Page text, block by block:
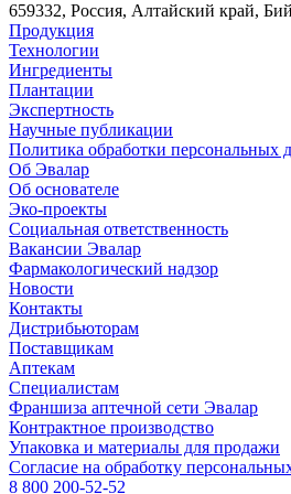
659332, Россия, Алтайский край,
Продукция
Технологии
Ингредиенты
Плантации
Экспертность
Научные публикации
Политика обработки персональных
Об Эвалар
Об основателе
Эко-проекты
Социальная ответственность
Вакансии Эвалар
Фармакологический надзор
Новости
Контакты
Дистрибьюторам
Поставщикам
Аптекам
Специалистам
Франшиза аптечной сети Эвалар
Контрактное производство
Упаковка и материалы для продажи
Согласие на обработку
8 800 200-52-52